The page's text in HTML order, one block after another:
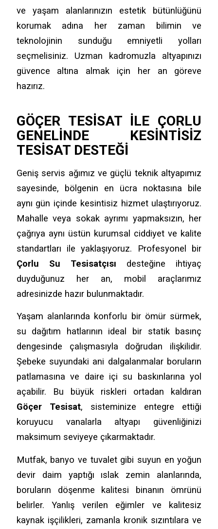
ve yaşam alanlarınızın estetik bütünlüğünü
korumak adına her zaman bilimin ve
teknolojinin sunduğu emniyetli yolları
seçmelisiniz. Uzman kadromuzla altyapınızı
güvence altına almak için her an göreve
hazırız.
GÖÇER TESISAT ILE ÇORLU
GENELINDE KESINTISIZ
TESISAT DESTEĞI
Geniş servis ağımız ve güçlü teknik altyapımız
sayesinde, bölgenin en ücra noktasına bile
aynı gün içinde kesintisiz hizmet ulaştırıyoruz.
Mahalle veya sokak ayrımı yapmaksızın, her
çağrıya aynı üstün kurumsal ciddiyet ve kalite
standartları ile yaklaşıyoruz. Profesyonel bir
Çorlu Su Tesisatçısı desteğine ihtiyaç
duyduğunuz her an, mobil araçlarımız
adresinizde hazır bulunmaktadır.
Yaşam alanlarında konforlu bir ömür sürmek,
su dağıtım hatlarının ideal bir statik basınç
dengesinde çalışmasıyla doğrudan ilişkilidir.
Şebeke suyundaki ani dalgalanmalar boruların
patlamasına ve daire içi su baskınlarına yol
açabilir. Bu büyük riskleri ortadan kaldıran
Göçer Tesisat, sisteminize entegre ettiği
koruyucu vanalarla altyapı güvenliğinizi
maksimum seviyeye çıkarmaktadır.
Mutfak, banyo ve tuvalet gibi suyun en yoğun
devir daim yaptığı ıslak zemin alanlarında,
boruların döşenme kalitesi binanın ömrünü
belirler. Yanlış verilen eğimler ve kalitesiz
kaynak işçilikleri, zamanla kronik sızıntılara ve